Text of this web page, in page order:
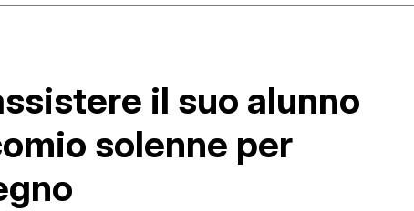
il suo alunno
solenne per